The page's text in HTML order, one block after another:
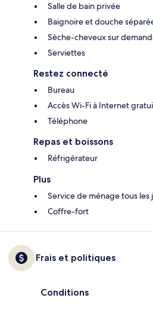
Salle de bain privée
Baignoire et douche
Sèche-cheveux sur
Serviettes
Restez connecté
Bureau
Accès Wi-Fi à Internet
Téléphone
Repas et boissons
Réfrigérateur
Plus
Service de ménage tous les
Coffre-fort
Frais et politiques
Conditions